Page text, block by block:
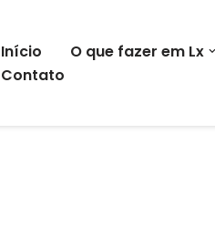
Início O que fazer em Lx
Contato